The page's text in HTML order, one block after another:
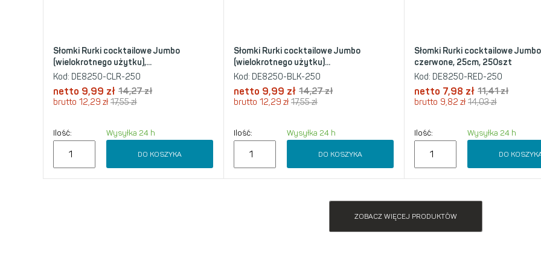
Słomki Rurki cocktailowe Jumbo
(wielokrotnego użytku),...
Kod: DE8250-CLR-250
netto 9,99 zł 14,27zł
brutto 12,29 zł17,55zł
Ilość: Wysyłka 24 h
DO KOSZYKA
Słomki Rurki cocktailowe Jumbo
(wielokrotnego użytku)...
Kod: DE8250-BLK-250
netto 9,99 zł 14,27zł
brutto 12,29 zł17,55zł
Ilość: Wysyłka 24 h
DO KOSZYKA
Słomki Rurki cocktailowe
czerwone, 25cm, 250szt
Kod: DE8250-RED-250
netto 7,98 zł 11,41zł
brutto 9,82 zł14,03zł
Ilość: Wysyłka 24 h
DO
ZOBACZ WIĘCEJ PRODUKTÓW